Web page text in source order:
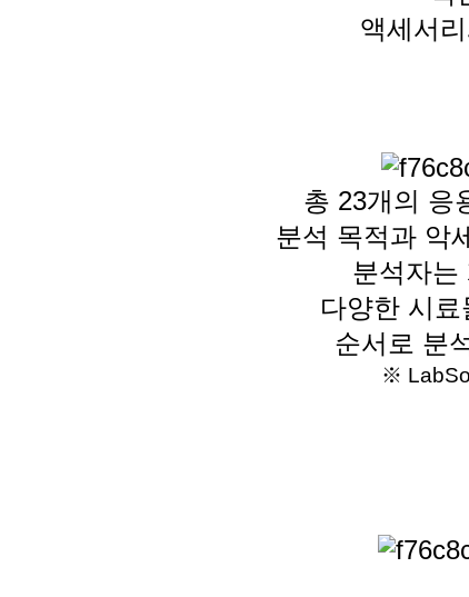
액세서
총 23개의 응
분석 목적과 악
분석자는
다양한 시료
순서로 분
※